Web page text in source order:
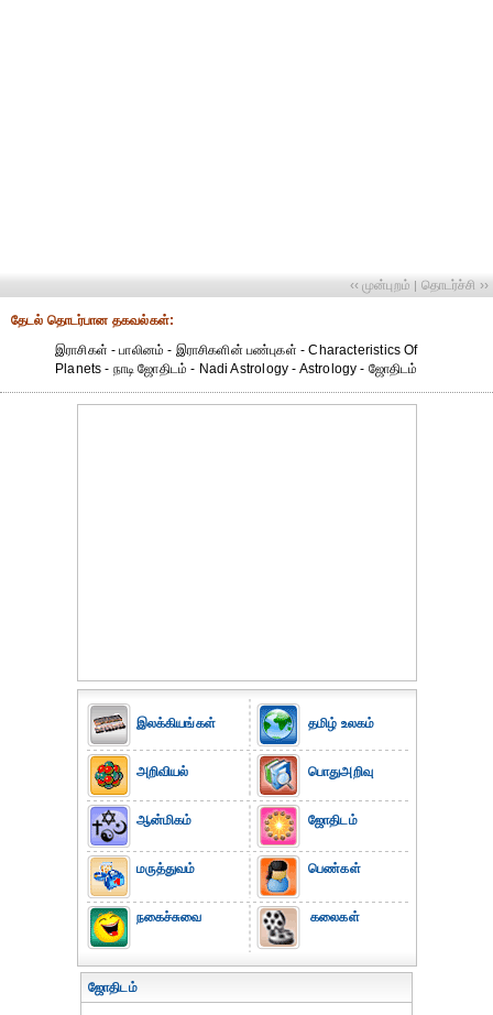
‹‹ முன்புறம் | தொடர்ச்சி ››
தேட‌ல் தொட‌ர்பான தகவ‌ல்க‌ள்:
இராசிகள் - பாலினம் - இராசிகளின் பண்புகள் - Characteristics Of
Planets - நாடி ஜோதிடம் - Nadi Astrology - Astrology - ஜோதிடம்
இலக்கியங்கள்
அறிவியல்
ஆன்மிகம்
மருத்துவம்
நகைச்சுவை
தமிழ் உலகம்
பொதுஅறிவு
ஜோதிடம்
பெண்கள்
கலைகள்
ஜோதிடம்